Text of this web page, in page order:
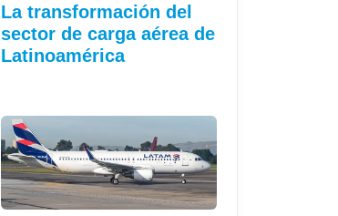
La transformación del
sector de carga aérea de
Latinoamérica